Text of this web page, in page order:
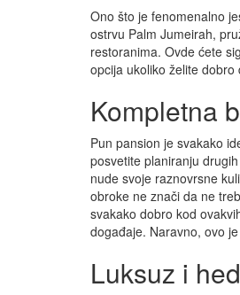
Ono što je fenomenalno
ostrvu Palm Jumeirah,
restoranima. Ovde ćete
opcija ukoliko želite dobro
Kompletna
Pun pansion je svakako
posvetite planiranju
nude svoje raznovrsne
obroke ne znači da ne
svakako dobro kod
događaje. Naravno, ovo
Luksuz i